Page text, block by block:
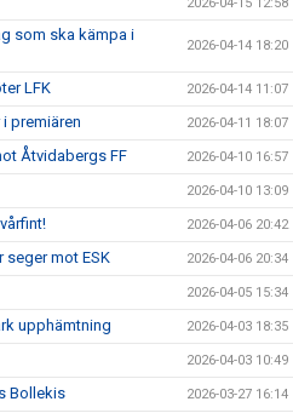
som ska kämpa i
2026-04-14 18:20
LFK 2026-04-14 11:07
premiären 2026-04-11 18:07
Åtvidabergs FF 2026-04-10 16:57
2026-04-10 13:09
2026-04-06 20:42
seger mot ESK 2026-04-06 20:34
2026-04-05 15:34
upphämtning 2026-04-03 18:35
2026-04-03 10:49
Bollekis 2026-03-27 16:14